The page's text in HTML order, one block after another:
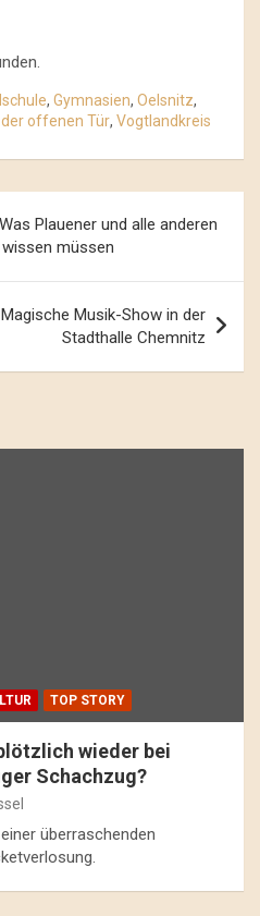
, Gymnasien, Oelsnitz,
offenen Tür, Vogtlandkreis
Plauener und alle anderen
müssen
Musik-Show in der
Stadthalle Chemnitz
TOP STORY
wieder bei
Schachzug?
überraschenden